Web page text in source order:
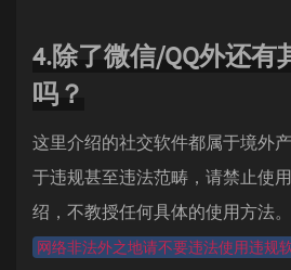
4.除了微信/QQ外还有
吗？
这里介绍的社交软件都属于境外
于违规甚至违法范畴，请禁止使
绍，不教授任何具体的使用方法。
网络非法外之地请不要违法使用违规